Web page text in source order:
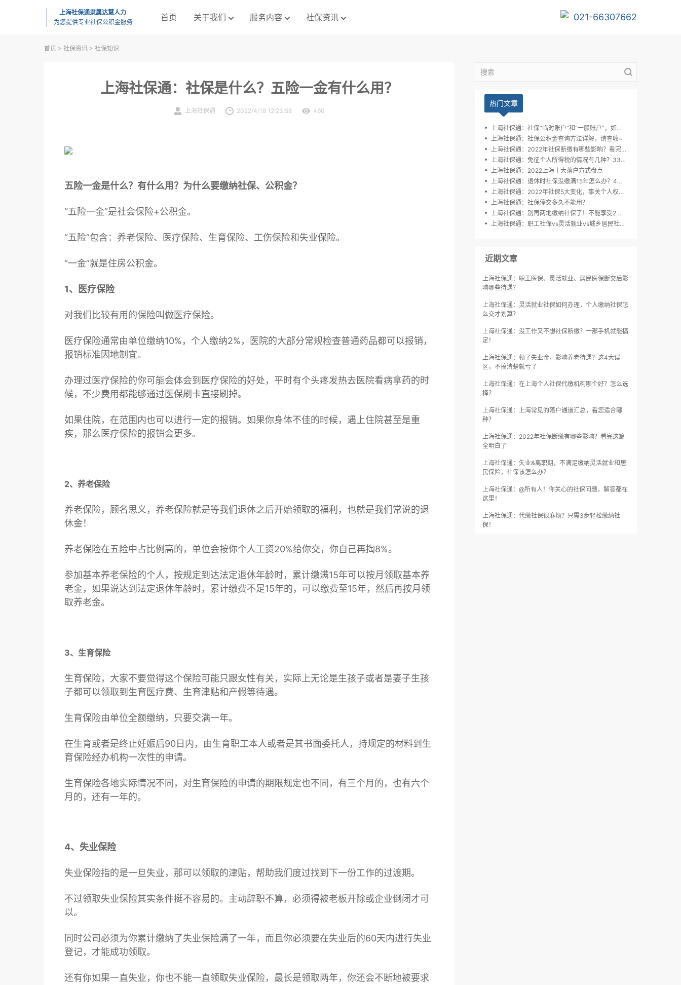
上海社保通隶属达慧人力
为您提供专业社保公积金服务
首页 关于我们 服务内容 社保资讯 021-66307662
首页 > 社保资讯 > 社保知识
上海社保通：社保是什么？五险一金有什么用？
上海社保通 2022/4/18 12:23:58 460
五险一金是什么？有什么用？为什么要缴纳社保、公积金？
“五险一金”是社会保险+公积金。
“五险”包含：养老保险、医疗保险、生育保险、工伤保险和失业保险。
“一金”就是住房公积金。
1、医疗保险
对我们比较有用的保险叫做医疗保险。
医疗保险通常由单位缴纳10%，个人缴纳2%，医院的大部分常规检查普通药品都可以报销，
报销标准因地制宜。
办理过医疗保险的你可能会体会到医疗保险的好处，平时有个头疼发热去医院看病拿药的时
候，不少费用都能够通过医保刷卡直接刷掉。
如果住院，在范围内也可以进行一定的报销。如果你身体不佳的时候，遇上住院甚至是重
疾，那么医疗保险的报销会更多。
2、养老保险
养老保险，顾名思义，养老保险就是等我们退休之后开始领取的福利，也就是我们常说的退
休金！
养老保险在五险中占比例高的，单位会按你个人工资20%给你交，你自己再掏8%。
参加基本养老保险的个人，按规定到达法定退休年龄时，累计缴满15年可以按月领取基本养
老金，如果说达到法定退休年龄时，累计缴费不足15年的，可以缴费至15年，然后再按月领
取养老金。
3、生育保险
生育保险，大家不要觉得这个保险可能只跟女性有关，实际上无论是生孩子或者是妻子生孩
子都可以领取到生育医疗费、生育津贴和产假等待遇。
生育保险由单位全额缴纳，只要交满一年。
在生育或者是终止妊娠后90日内，由生育职工本人或者是其书面委托人，持规定的材料到生
育保险经办机构一次性的申请。
生育保险各地实际情况不同，对生育保险的申请的期限规定也不同，有三个月的，也有六个
月的，还有一年的。
4、失业保险
失业保险指的是一旦失业，那可以领取的津贴，帮助我们度过找到下一份工作的过渡期。
不过领取失业保险其实条件挺不容易的。主动辞职不算，必须得被老板开除或企业倒闭才可
以。
同时公司必须为你累计缴纳了失业保险满了一年，而且你必须要在失业后的60天内进行失业
登记，才能成功领取。
还有你如果一直失业，你也不能一直领取失业保险，最长是领取两年，你还会不断地被要求
热门文章
上海社保通：社保“临时账户”和“一般账户”，如何区分？
上海社保通：社保公积金查询方法详解，请查收~
上海社保通：2022年社保断缴有哪些影响？看完这篇全明白了
上海社保通：免征个人所得税的情况有几种？33种都在这了~
上海社保通：2022上海十大落户方式盘点
上海社保通：退休时社保没缴满15年怎么办？4招解决方案！
上海社保通：2022年社保5大变化，事关个人权益，所有人必看！
上海社保通：社保停交多久不能用？
上海社保通：别再两地缴纳社保了！不能享受2份医保报销和养老金！
上海社保通：职工社保vs灵活就业vs城乡居民社保有什么区别？一文详解！
近期文章
上海社保通：职工医保、灵活就业、居民医保断交后影
响哪些待遇？
上海社保通：灵活就业社保如何办理，个人缴纳社保怎
么交才划算？
上海社保通：没工作又不想社保断缴？一部手机就能搞
定！
上海社保通：领了失业金，影响养老待遇？这4大误
区，不搞清楚就亏了
上海社保通：在上海个人社保代缴机构哪个好？怎么选
择？
上海社保通：上海常见的落户通道汇总，看您适合哪
种？
上海社保通：2022年社保断缴有哪些影响？看完这篇
全明白了
上海社保通：失业&离职期，不满足缴纳灵活就业和居
民保险，社保该怎么办？
上海社保通：@所有人！你关心的社保问题，解答都在
这里！
上海社保通：代缴社保很麻烦？只需3步轻松缴纳社
保！